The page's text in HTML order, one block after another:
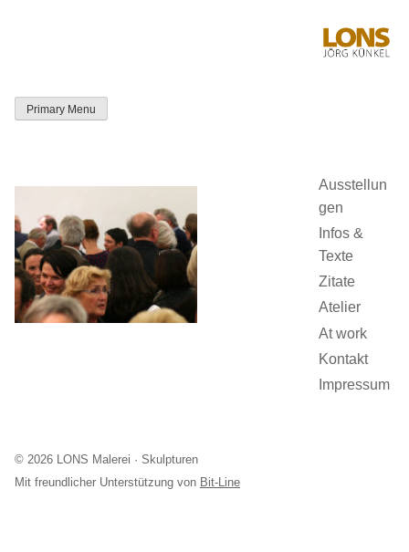
Primary Menu
Ausstellun
gen
Infos &
Texte
Zitate
Atelier
At work
Kontakt
Impressum
© 2026 LONS Malerei · Skulpturen
Mit freundlicher Unterstützung von Bit-Line